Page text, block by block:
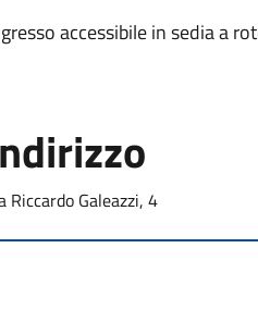
accessibile in sedia a
Riccardo Galeazzi, 4